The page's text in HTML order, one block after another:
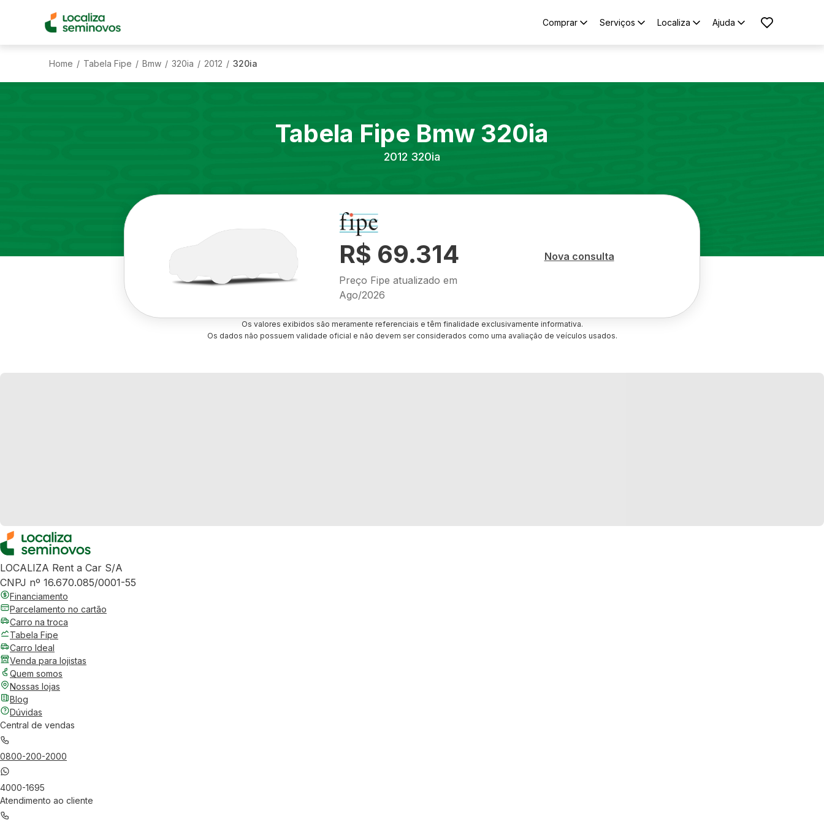
Comprar Serviços Localiza Ajuda
Home / Tabela Fipe / Bmw / 320ia / 2012 / 320ia
Tabela Fipe Bmw 320ia
2012 320ia
R$ 69.314
Preço Fipe atualizado em
Ago/2026
Nova consulta
Os valores exibidos são meramente referenciais e têm finalidade exclusivamente informativa.
Os dados não possuem validade oficial e não devem ser considerados como uma avaliação de veículos usados.
LOCALIZA Rent a Car S/A
CNPJ nº 16.670.085/0001-55
Financiamento
Parcelamento no cartão
Carro na troca
Tabela Fipe
Carro Ideal
Venda para lojistas
Quem somos
Nossas lojas
Blog
Dúvidas
Central de vendas
0800-200-2000
4000-1695
Atendimento ao cliente